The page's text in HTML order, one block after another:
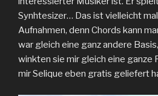
Synhtesizer… Das ist vielleicht
Aufnahmen, denn Chords kann
war gleich eine ganz andere
winkten sie mir gleich eine ganze
mir Selique eben gratis geliefert